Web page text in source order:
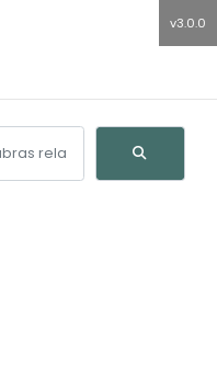
v3.0.0